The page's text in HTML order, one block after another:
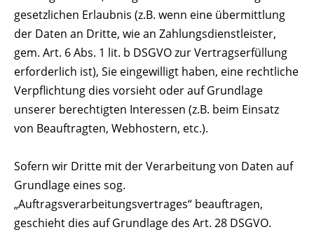
gesetzlichen Erlaubnis (z.B. wenn eine übermittlung
der Daten an Dritte, wie an Zahlungsdienstleister,
gem. Art. 6 Abs. 1 lit. b DSGVO zur Vertragserfüllung
erforderlich ist), Sie eingewilligt haben, eine rechtliche
Verpflichtung dies vorsieht oder auf Grundlage
unserer berechtigten Interessen (z.B. beim Einsatz
von Beauftragten, Webhostern, etc.).
Sofern wir Dritte mit der Verarbeitung von Daten auf
Grundlage eines sog.
„Auftragsverarbeitungsvertrages“ beauftragen,
geschieht dies auf Grundlage des Art. 28 DSGVO.